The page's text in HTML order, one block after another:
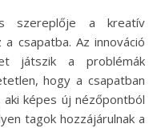
szereplője a kreatív
csapatba. Az innováció
játszik a problémák
hogy a csapatban
képes új nézőpontból
tagok hozzájárulnak a